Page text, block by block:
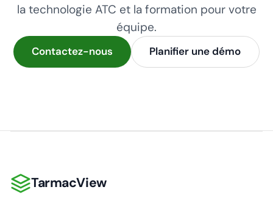
la technologie ATC et la formation pour votre
équipe.
Contactez-nous Planifier une démo
TarmacView
TarmacView